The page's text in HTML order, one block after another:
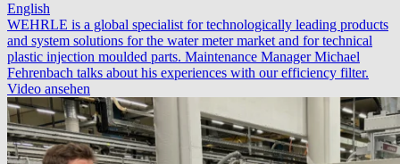
English
WEHRLE is a global specialist for technologically leading products
and system solutions for the water meter market and for technical
plastic injection moulded parts. Maintenance Manager Michael
Fehrenbach talks about his experiences with our efficiency filter.
Video ansehen